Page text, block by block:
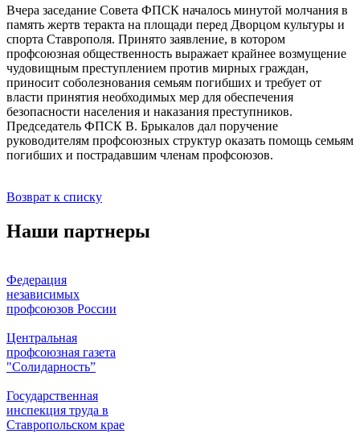
Вчера заседание Совета ФПСК началось минутой молчания в
память жертв теракта на площади перед Дворцом культуры и
спорта Ставрополя. Принято заявление, в котором
профсоюзная общественность выражает крайнее возмущение
чудовищным преступлением против мирных граждан,
приносит соболезнования семьям погибших и требует от
власти принятия необходимых мер для обеспечения
безопасности населения и наказания преступников.
Председатель ФПСК В. Брыкалов дал поручение
руководителям профсоюзных структур оказать помощь семьям
погибших и пострадавшим членам профсоюзов.
Возврат к списку
Наши партнеры
Федерация
независимых
профсоюзов России
Центральная
профсоюзная газета
"Солидарность”
Государственная
инспекция труда в
Ставропольском крае